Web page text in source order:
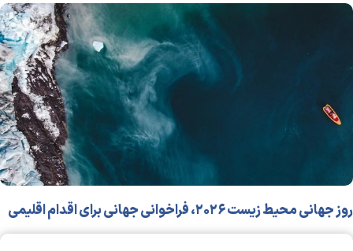
روز جهانی محیط زیست ۲۰۲۶، فراخوانی جهانی برای اقدام اقلیمی